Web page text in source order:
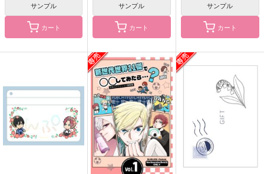
サンプル
カート
サンプル
カート
サンプル
カート